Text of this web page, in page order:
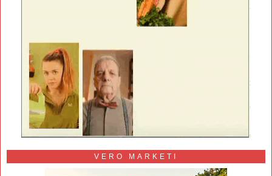
VERO MARKETI